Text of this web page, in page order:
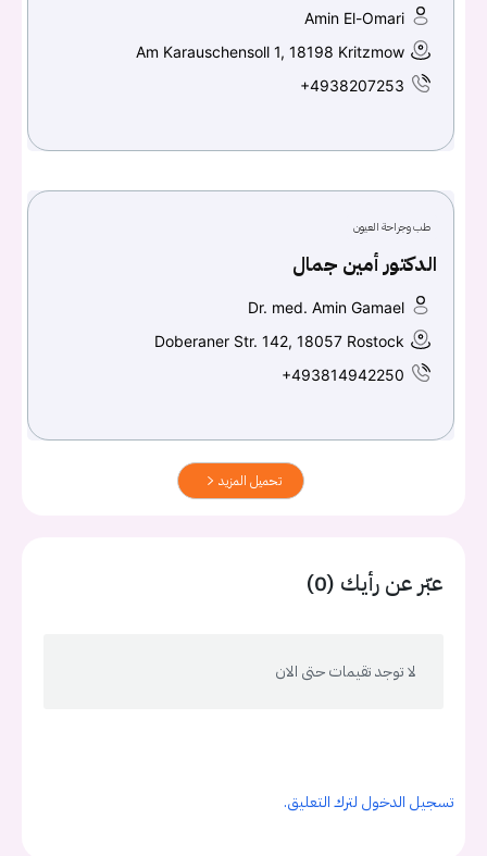
Amin El-Omari
Am Karauschensoll 1, 18198 Kritzmow
+4938207253
طب وجراحة العيون
الدكتور أمين جمال
Dr. med. Amin Gamael
Doberaner Str. 142, 18057 Rostock
+493814942250
تحميل المزيد
عبّر عن رأيك (0)
لا توجد تقيمات حتى الان
تسجيل الدخول لترك التعليق.